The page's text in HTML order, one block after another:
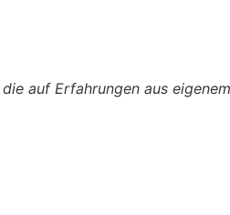
auf Erfahrungen aus